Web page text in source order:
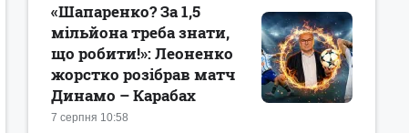
7 серпня 10:58
«Шапаренко? За 1,5
мільйона треба знати,
що робити!»: Леоненко
жорстко розібрав матч
Динамо – Карабах